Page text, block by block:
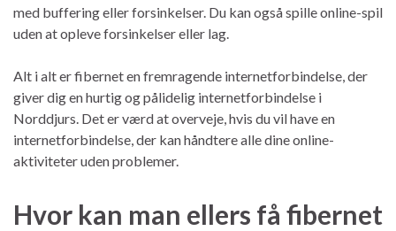
med buffering eller forsinkelser. Du kan også spille online-spil
uden at opleve forsinkelser eller lag.
Alt i alt er fibernet en fremragende internetforbindelse, der
giver dig en hurtig og pålidelig internetforbindelse i
Norddjurs. Det er værd at overveje, hvis du vil have en
internetforbindelse, der kan håndtere alle dine online-
aktiviteter uden problemer.
Hvor kan man ellers få fibernet